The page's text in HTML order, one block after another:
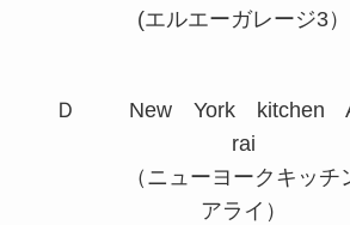
(エルエーガレージ3）
Ｄ
New York kitchen
rai
（ニューヨークキッチ
アライ）